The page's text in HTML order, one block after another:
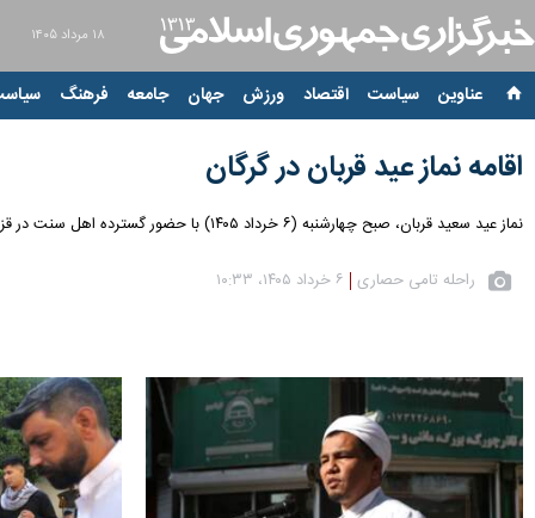
۱۸ مرداد ۱۴۰۵
عناوین‌ سیاست اقتصاد ورزش جهان جامعه فرهنگ
اقامه نماز عید قربان در گرگان
نماز عید سعید قربان، صبح چهارشنبه (۶ خرداد ۱۴۰۵) با حضور گسترده اهل سنت در قزاق‌محله گرگان اقامه شد.
راحله تامی حصاری ۶ خرداد ۱۴۰۵، ۱۰:۳۳